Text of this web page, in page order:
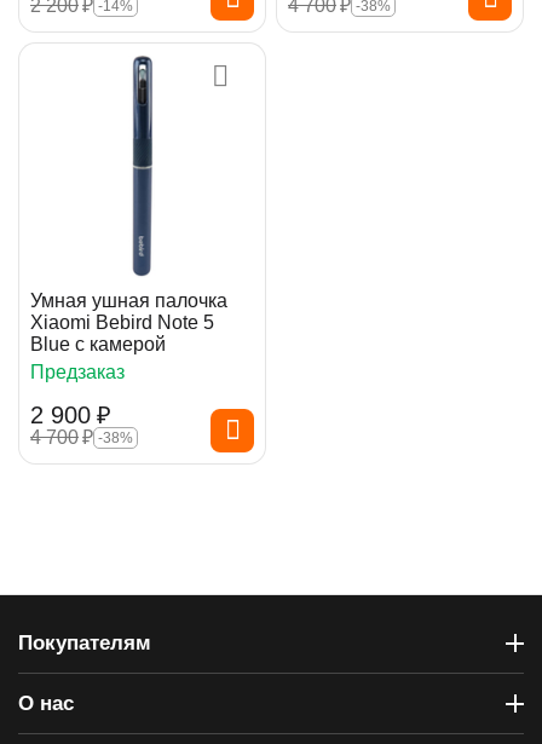
2 200₽ -14% 4 700₽ -38%
Умная ушная палочка
Xiaomi Bebird Note 5
Blue с камерой
Предзаказ
2 900 ₽
4 700₽ -38%
Покупателям
О нас